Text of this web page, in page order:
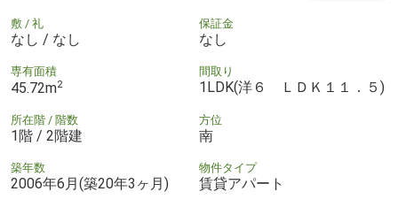
敷 / 礼
なし / なし
保証金
なし
専有面積
45.72m2
間取り
1LDK(洋６ ＬＤＫ１１．５)
所在階 / 階数
1階 / 2階建
方位
南
築年数
2006年6月(築20年3ヶ月)
物件タイプ
賃貸アパート